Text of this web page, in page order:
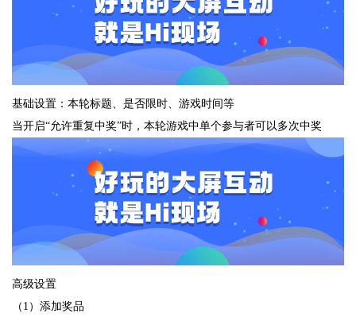
基础设置：本轮标题、是否限时、游戏时间等
当开启“允许重复中奖”时，本轮游戏中单个参与者可以多次中奖
高级设置
（1）添加奖品